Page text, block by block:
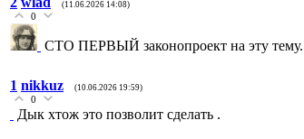
(11.06.2026 14:08)
0
СТО ПЕРВЫЙ законопроект на эту тему.
1 nikkuz (10.06.2026 19:59)
0
Дык хтож это позволит сделать .